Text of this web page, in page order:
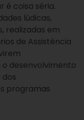
é coisa séria.
lúdicas,
realizadas em
de Assistência
desenvolvimento
programas